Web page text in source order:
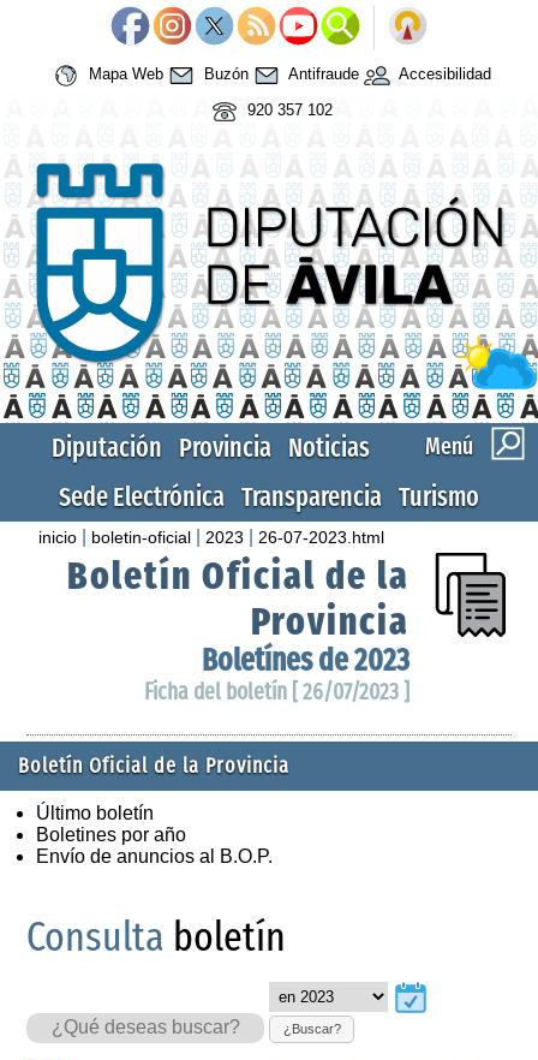
Mapa Web Buzón Antifraude
Accesibilidad
920 357 102
Menú
Diputación Provincia Noticias
Sede Electrónica Transparencia Turismo
inicio boletin-oficial 2023 26-07-2023.html
Boletín Oficial de la
Provincia
Boletínes de 2023
Ficha del boletín [ 26/07/2023 ]
Boletín Oficial de la Provincia
Último boletín
Boletines por año
Envío de anuncios al B.O.P.
Consulta boletín
¿Buscar?